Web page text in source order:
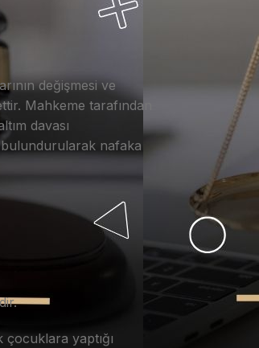
değişmesi ve
Mahkeme tarafından
davası
bulundurularak nafaka
yaptığı